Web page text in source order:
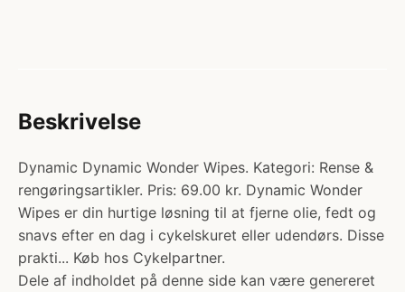
Beskrivelse
Dynamic Dynamic Wonder Wipes. Kategori: Rense &
rengøringsartikler. Pris: 69.00 kr. Dynamic Wonder
Wipes er din hurtige løsning til at fjerne olie, fedt og
snavs efter en dag i cykelskuret eller udendørs. Disse
prakti... Køb hos Cykelpartner.
Dele af indholdet på denne side kan være genereret